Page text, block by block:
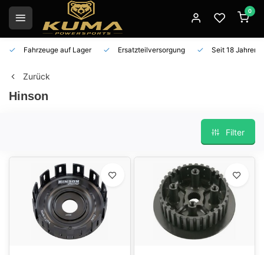
0
Fahrzeuge auf Lager Ersatzteilversorgung Seit 18 Jahren
Zurück
Hinson
Filter